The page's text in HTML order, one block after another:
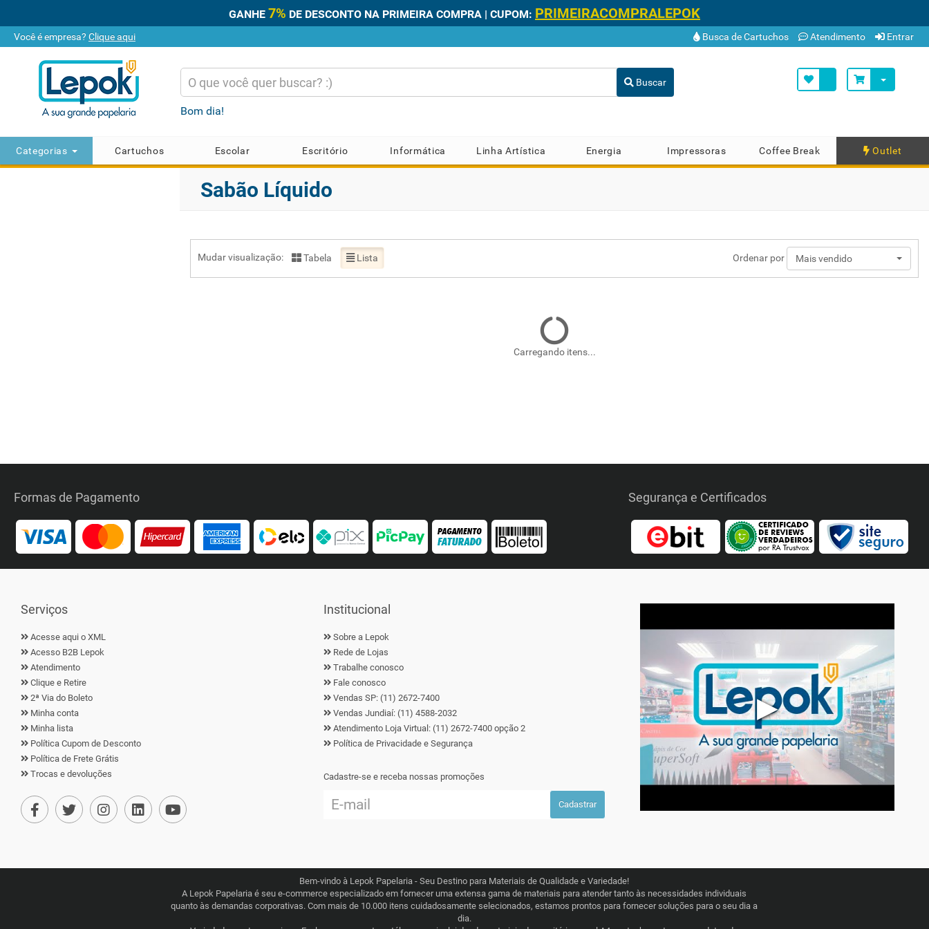
GANHE 7% DE DESCONTO NA PRIMEIRA COMPRA | CUPOM: PRIMEIRACOMPRALEPOK
Você é empresa? Clique aqui Busca de Cartuchos Atendimento Entrar
Buscar
Bom dia!
Categorias Cartuchos Escolar Escritório Informática Linha Artística Energia Impressoras Coffee Break Outlet
Sabão Líquido
Mudar visualização: Tabela Lista Ordenar por Mais vendido
Carregando itens...
Formas de Pagamento Segurança e Certificados
Serviços
Acesse aqui o XML
Acesso B2B Lepok
Atendimento
Clique e Retire
2ª Via do Boleto
Minha conta
Minha lista
Política Cupom de Desconto
Política de Frete Grátis
Trocas e devoluções
Institucional
Sobre a Lepok
Rede de Lojas
Trabalhe conosco
Fale conosco
Vendas SP: (11) 2672-7400
Vendas Jundiaí: (11) 4588-2032
Atendimento Loja Virtual: (11) 2672-7400 opção 2
Política de Privacidade e Segurança
Cadastre-se e receba nossas promoções
Cadastrar
▶
Bem-vindo à Lepok Papelaria - Seu Destino para Materiais de Qualidade e Variedade!
A Lepok Papelaria é seu e-commerce especializado em fornecer uma extensa gama de materiais para atender tanto às necessidades individuais
quanto às demandas corporativas. Com mais de 10.000 itens cuidadosamente selecionados, estamos prontos para fornecer soluções para o seu dia a
dia.